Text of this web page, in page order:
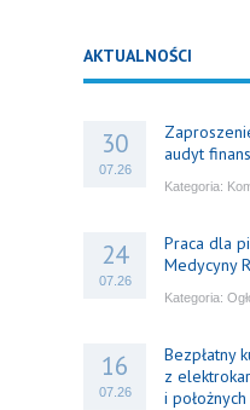
AKTUALNOŚCI
30
07.26
audyt
Kategoria:
24
07.26
Praca dla
Medycyny
Kategoria:
16
07.26
Bezpłatny
z
i położnych